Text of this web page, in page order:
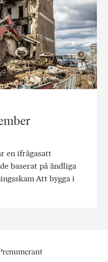
en ifrågasatt
baserat på ändliga
Att bygga i